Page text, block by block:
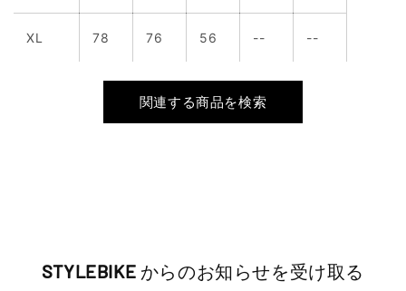
XL 78 76 56 -- --
関連する商品を検索
STYLEBIKE からのお知らせを受け取る